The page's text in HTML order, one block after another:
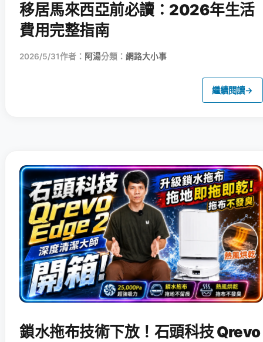
移居馬來西亞前必讀：2026年生活
費用完整指南
2026/5/31作者： 阿湯分類： 網路大小事
繼續閱讀→
鎖水拖布技術下放！石頭科技 Qrevo